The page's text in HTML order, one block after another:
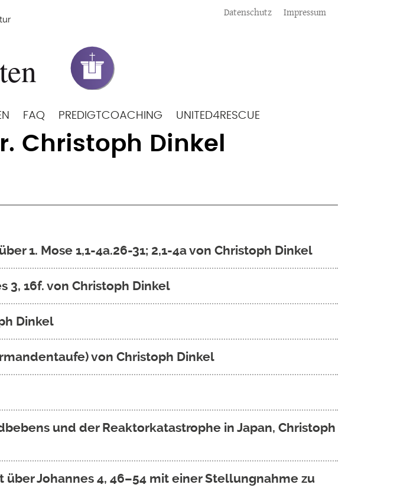
Meta
Datenschutz Impressum
FAQ PREDIGTCOACHING UNITED4RESCUE
Christoph Dinkel
1. Mose 1,1-4a.26-31; 2,1-4a von Christoph Dinkel
3, 16f. von Christoph Dinkel
Dinkel
von Christoph Dinkel
und der Reaktorkatastrophe in Japan, Christoph
Johannes 4, 46–54 mit einer Stellungnahme zu